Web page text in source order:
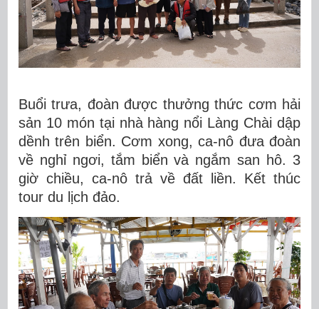
Buổi trưa, đoàn được thưởng thức cơm hải
sản 10 món tại nhà hàng nổi Làng Chài dập
dềnh trên biển. Cơm xong, ca-nô đưa đoàn
về nghỉ ngơi, tắm biển và ngắm san hô. 3
giờ chiều, ca-nô trả về đất liền. Kết thúc
tour du lịch đảo.